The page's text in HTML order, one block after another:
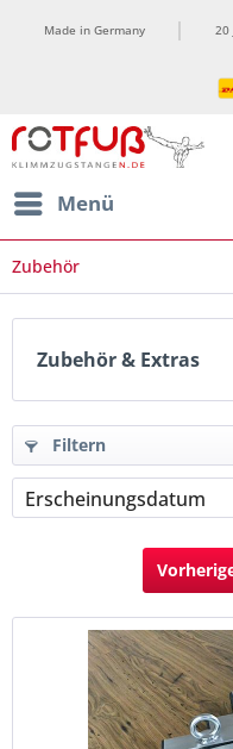
Made in Germany 20
Menü
Zubehör
Zubehör & Extras
Filtern